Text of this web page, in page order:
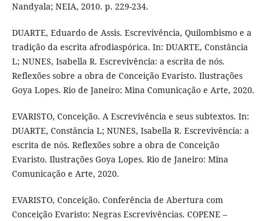
Nandyala; NEIA, 2010. p. 229-234.
DUARTE, Eduardo de Assis. Escrevivência, Quilombismo e a
tradição da escrita afrodiaspórica. In: DUARTE, Constância
L; NUNES, Isabella R. Escrevivência: a escrita de nós.
Reflexões sobre a obra de Conceição Evaristo. Ilustrações
Goya Lopes. Rio de Janeiro: Mina Comunicação e Arte, 2020.
EVARISTO, Conceição. A Escrevivência e seus subtextos. In:
DUARTE, Constância L; NUNES, Isabella R. Escrevivência: a
escrita de nós. Reflexões sobre a obra de Conceição
Evaristo. Ilustrações Goya Lopes. Rio de Janeiro: Mina
Comunicação e Arte, 2020.
EVARISTO, Conceição. Conferência de Abertura com
Conceição Evaristo: Negras Escrevivências. COPENE –